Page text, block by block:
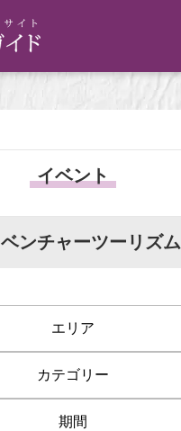
イベント
ンチャーツーリズム
エリア
カテゴリー
期間